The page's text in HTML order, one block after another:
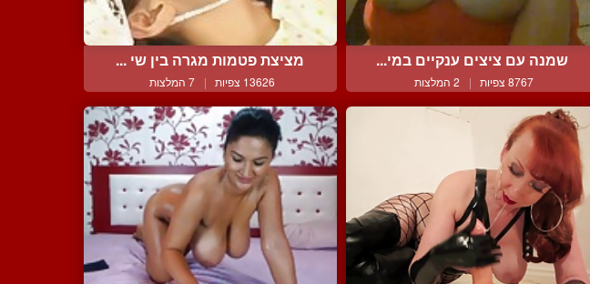
שמנה עם ציצים ענקיים במי...
8767 צפיות | 2 המלצות
מציצת פטמות מגרה בין שי ...
13626 צפיות | 7 המלצות